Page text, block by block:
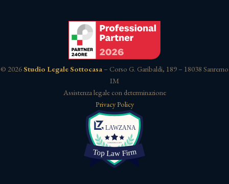
© 2026Studio Legale Sottocasa – Corso G. Garibaldi, 189 – 18038 Sanremo
IM
Assistenza legale con determinazione
Privacy Policy